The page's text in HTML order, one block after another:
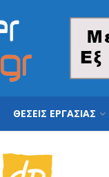
ΘΕΣΕΙΣ ΕΡΓΑΣΙΑΣ